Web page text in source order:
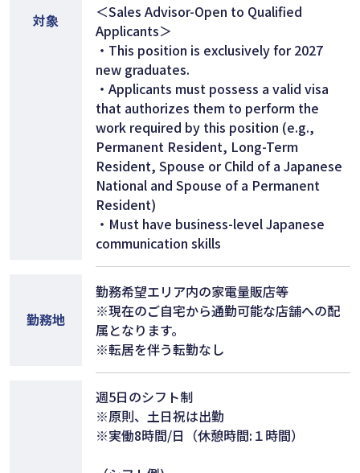
対象
＜Sales Advisor-Open to Qualified
Applicants＞
・This position is exclusively for 2027
new graduates.
・Applicants must possess a valid visa
that authorizes them to perform the
work required by this position (e.g.,
Permanent Resident, Long-Term
Resident, Spouse or Child of a Japanese
National and Spouse of a Permanent
Resident)
・Must have business-level Japanese
communication skills
勤務地
勤務希望エリア内の家電量販店等
※現在のご自宅から通勤可能な店舗への配
属となります。
※転居を伴う転勤なし
週5日のシフト制
※原則、土日祝は出勤
※実働8時間/日（休憩時間:１時間）